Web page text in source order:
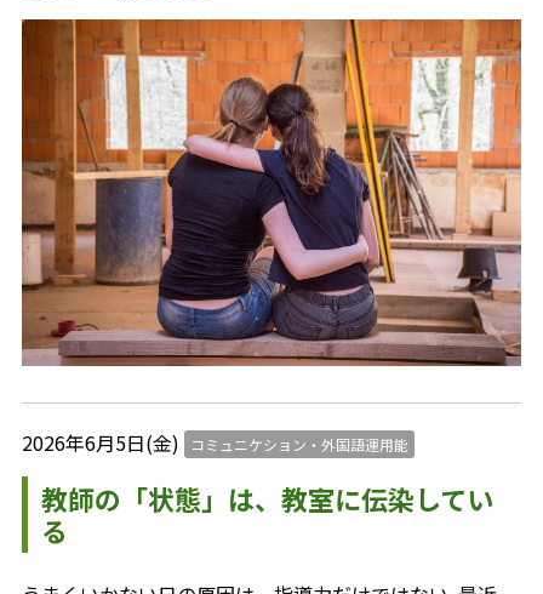
2026年6月5日(金) コミュニケション・外国語運用能
教師の「状態」は、教室に伝染してい
る